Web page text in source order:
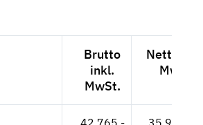
Brutto
inkl.
MwSt.
Netto
MwSt.